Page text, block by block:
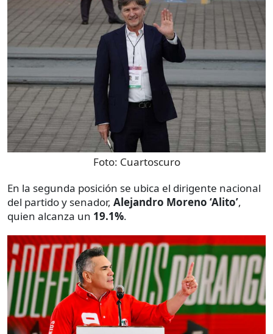
Foto: Cuartoscuro
En la segunda posición se ubica el dirigente nacional
del partido y senador, Alejandro Moreno ‘Alito’,
quien alcanza un 19.1%.